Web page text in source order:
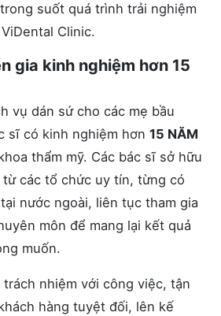
suốt quá trình trải nghiệm
Clinic.
gia kinh nghiệm hơn 15
vụ dán sứ cho các mẹ bầu
sĩ có kinh nghiệm hơn 15 NĂM
thẩm mỹ. Các bác sĩ sở hữu
các tổ chức uy tín, từng có
nước ngoài, liên tục tham gia
môn để mang lại kết quả
muốn.
trách nhiệm với công việc, tận
hàng tuyệt đối, lên kế